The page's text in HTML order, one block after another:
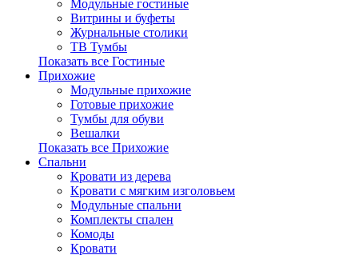
Модульные гостиные
Витрины и буфеты
Журнальные столики
ТВ Тумбы
Показать все Гостиные
Прихожие
Модульные прихожие
Готовые прихожие
Тумбы для обуви
Вешалки
Показать все Прихожие
Спальни
Кровати из дерева
Кровати с мягким изголовьем
Модульные спальни
Комплекты спален
Комоды
Кровати